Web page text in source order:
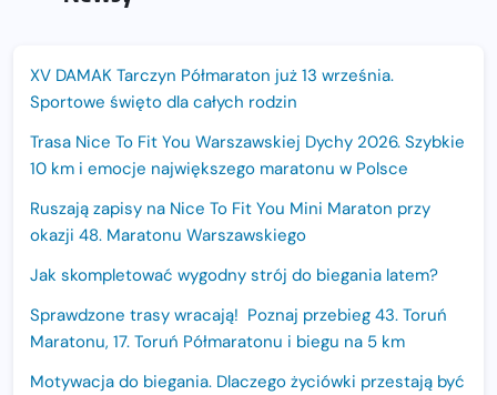
XV DAMAK Tarczyn Półmaraton już 13 września.
Sportowe święto dla całych rodzin
Trasa Nice To Fit You Warszawskiej Dychy 2026. Szybkie
10 km i emocje największego maratonu w Polsce
Ruszają zapisy na Nice To Fit You Mini Maraton przy
okazji 48. Maratonu Warszawskiego
Jak skompletować wygodny strój do biegania latem?
Sprawdzone trasy wracają! Poznaj przebieg 43. Toruń
Maratonu, 17. Toruń Półmaratonu i biegu na 5 km
Motywacja do biegania. Dlaczego życiówki przestają być